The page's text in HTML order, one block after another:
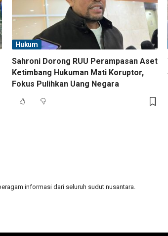
Hukum
Sahroni Dorong RUU Perampasan Aset
Ketimbang Hukuman Mati Koruptor,
Fokus Pulihkan Uang Negara
informasi dari seluruh sudut nusantara.